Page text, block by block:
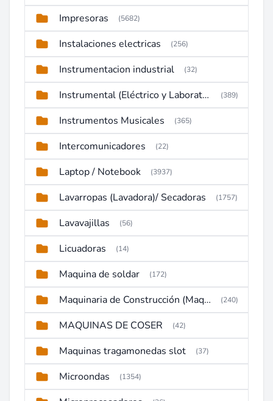
Impresoras (5682)
Instalaciones electricas (256)
Instrumentacion industrial (32)
Instrumental (Eléctrico y Laboratorio) (389)
Instrumentos Musicales (365)
Intercomunicadores (22)
Laptop / Notebook (3937)
Lavarropas (Lavadora)/ Secadoras (1757)
Lavavajillas (56)
Licuadoras (14)
Maquina de soldar (172)
Maquinaria de Construcción (Maquinaria Pesada) (240)
MAQUINAS DE COSER (42)
Maquinas tragamonedas slot (37)
Microondas (1354)